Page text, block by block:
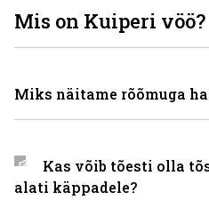
Mis on Kuiperi vöö?
Miks näitame rõõmuga
Kas võib tõesti olla
alati käppadele?